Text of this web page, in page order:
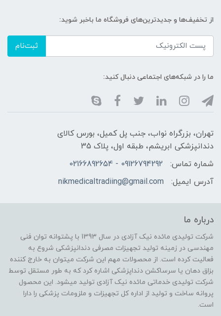
از تخفیف‌ها و جدیدترین‌های فروشگاه ما باخبر شوید:
ثبت‌نام
ما را در شبکه‌های اجتماعی دنبال کنید:
تهران، بزرگراه نواب، جنب پل کمیل، بورس کالای
دندانپزشکی ابریشم، طبقه اول، پلاک 35
شماره تماس:
09126794292 - 02166892654
آدرس ایمیل:
nikmedicaltradiing@gmail.com
درباره ما
شرکت تولیدی مائده نیک آزادی در سال 1393 با پشتوانه توان فنی
مهندسی در زمینه تولید تجهیزات مصرفی دندانپزشکی شروع به
فعالیت کرده است. از محصولات مهم این شرکت میتوان به خارج کننده
بزاق دهان یا سرساکشن دنداپزشکی اشاره کرد که به طور مستقل توسط
شرکت تولیدی خدماتی مائده نیک آزادی تولید میشود. این محصول
پروانه ساخت و تولید از اداره کل تجهیزات و ملزومات پزشکی را دارا
است.